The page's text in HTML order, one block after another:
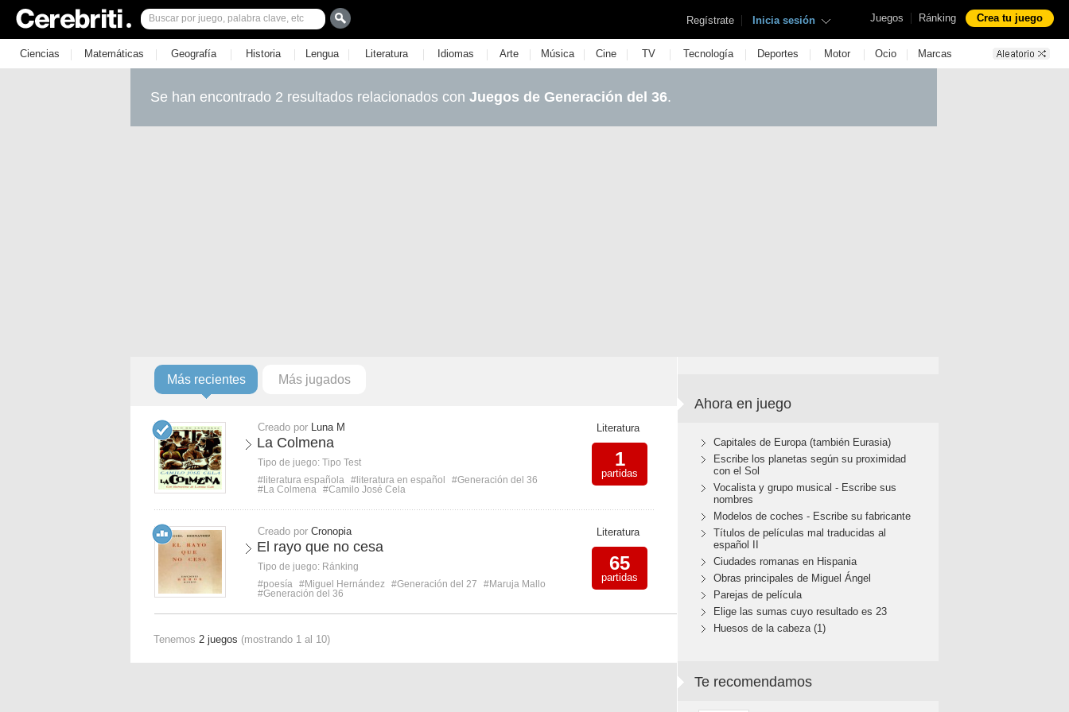
Juegos | Ránking Crea tu juego
Regístrate | Inicia sesión
Ciencias | Matemáticas | Geografía | Historia | Lengua | Literatura | Idiomas | Arte | Música | Cine | TV | Tecnología | Deportes | Motor | Ocio | Marcas
Se han encontrado 2 resultados relacionados con Juegos de Generación del 36.
Más recientes Más jugados
Creado por Luna M
La Colmena
Tipo de juego: Tipo Test
#literatura española #literatura en español
#Generación del 36
#La Colmena #Camilo José Cela
Literatura
1
partidas
Creado por Cronopia
El rayo que no cesa
Tipo de juego: Ránking
#poesía #Miguel Hernández #Generación del 27
#Maruja Mallo
#Generación del 36
Literatura
65
partidas
Tenemos 2 juegos (mostrando 1 al 10)
Ahora en juego
Capitales de Europa (también Eurasia)
Escribe los planetas según su proximidad
con el Sol
Vocalista y grupo musical - Escribe sus
nombres
Modelos de coches - Escribe su fabricante
Títulos de películas mal traducidas al
español II
Ciudades romanas en Hispania
Obras principales de Miguel Ángel
Parejas de película
Elige las sumas cuyo resultado es 23
Huesos de la cabeza (1)
Te recomendamos